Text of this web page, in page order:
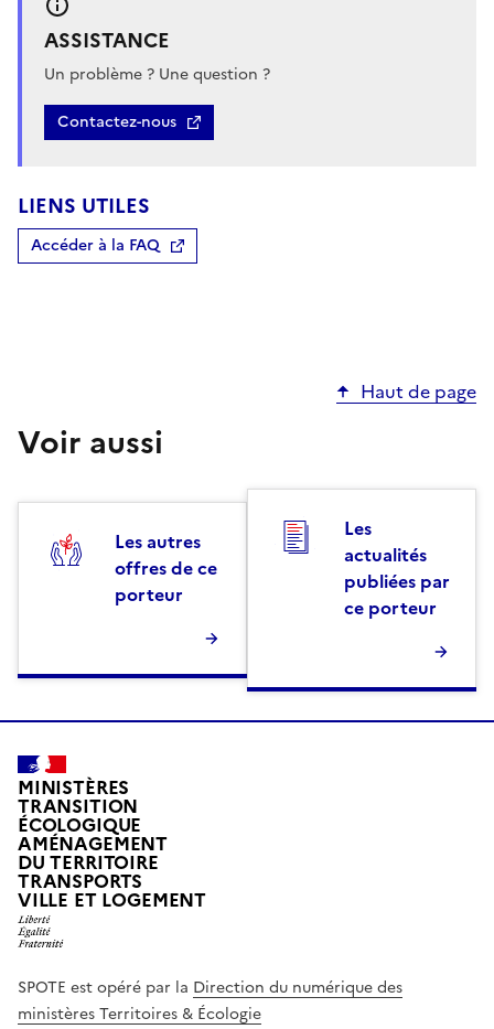
ASSISTANCE
Un problème ? Une question ?
Contactez-nous
LIENS UTILES
Accéder à la FAQ
Haut de page
Voir aussi
Les autres
offres de ce
porteur
Les
actualités
publiées par
ce porteur
MINISTÈRES
TRANSITION
ÉCOLOGIQUE
AMÉNAGEMENT
DU TERRITOIRE
TRANSPORTS
VILLE ET LOGEMENT
SPOTE est opéré par la Direction du numérique des
ministères Territoires & Écologie